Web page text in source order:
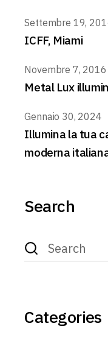
Settembre 19,
ICFF, Miami
Novembre 7, 2016
Metal Lux
Gennaio 30, 2024
Illumina la tua
moderna
Search
Search
for:
Categories